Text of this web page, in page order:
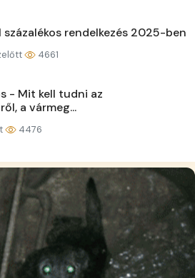
százalékos rendelkezés 2025-ben
4661
- Mit kell tudni az
a vármeg...
4476